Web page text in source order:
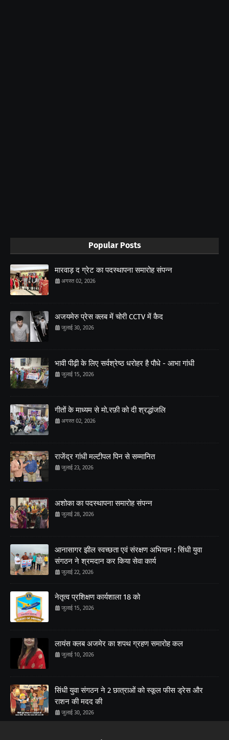
Popular Posts
मारवाड़ द ग्रेट का पदस्थापना समारोह संपन्न
अगस्त 02, 2026
अजयमेरु प्रेस क्लब में चोरी CCTV में कैद
जुलाई 30, 2026
भावी पीढ़ी के लिए सर्वश्रेष्ठ धरोहर है पौधे - आभा गांधी
जुलाई 15, 2026
गीतों के माध्यम से मो.रफ़ी को दी श्रद्धांजलि
अगस्त 02, 2026
राजेंद्र गांधी मल्टीपल पिन से सम्मानित
जुलाई 23, 2026
अशोका का पदस्थापना समारोह संपन्न
जुलाई 28, 2026
आनासागर झील स्वच्छता एवं संरक्षण अभियान : सिंधी युवा
संगठन ने श्रमदान कर किया सेवा कार्य
जुलाई 22, 2026
नेतृत्व प्रशिक्षण कार्यशाला 18 को
जुलाई 15, 2026
लायंस क्लब अजमेर का शपथ ग्रहण समारोह कल
जुलाई 10, 2026
सिंधी युवा संगठन ने 2 छात्राओं को स्कूल फीस ड्रेस और
राशन की मदद की
जुलाई 30, 2026